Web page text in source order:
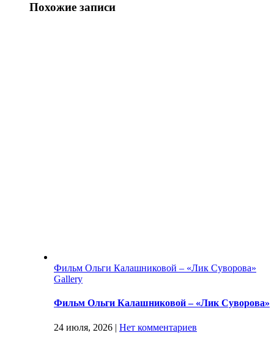
Похожие записи
Фильм Ольги Калашниковой – «Лик Суворова»
Gallery
Фильм Ольги Калашниковой – «Лик Суворова»
24 июля, 2026 | Нет комментариев